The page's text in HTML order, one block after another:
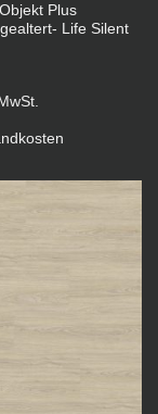
Plus
Life Silent